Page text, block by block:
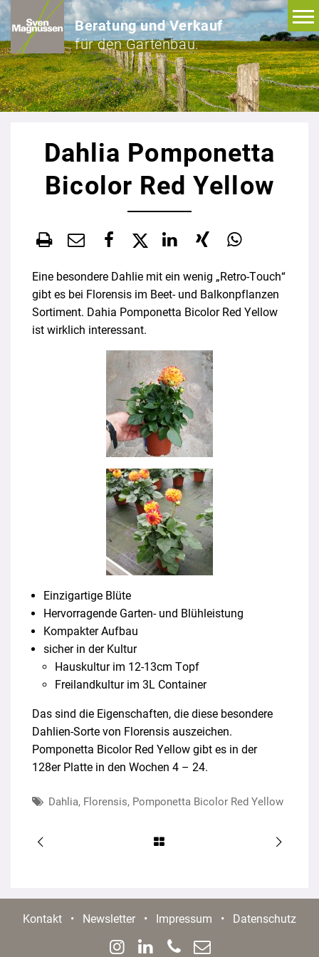
Beratung und Verkauf
für den Gartenbau.
Dahlia Pomponetta
Bicolor Red Yellow
Eine besondere Dahlie mit ein wenig „Retro-Touch“
gibt es bei Florensis im Beet- und Balkonpflanzen
Sortiment. Dahia Pomponetta Bicolor Red Yellow
ist wirklich interessant.
Einzigartige Blüte
Hervorragende Garten- und Blühleistung
Kompakter Aufbau
sicher in der Kultur
Hauskultur im 12-13cm Topf
Freilandkultur im 3L Container
Das sind die Eigenschaften, die diese besondere
Dahlien-Sorte von Florensis auszeichen.
Pomponetta Bicolor Red Yellow gibt es in der
128er Platte in den Wochen 4 – 24.
Dahlia, Florensis, Pomponetta Bicolor Red Yellow
Kontakt • Newsletter • Impressum • Datenschutz